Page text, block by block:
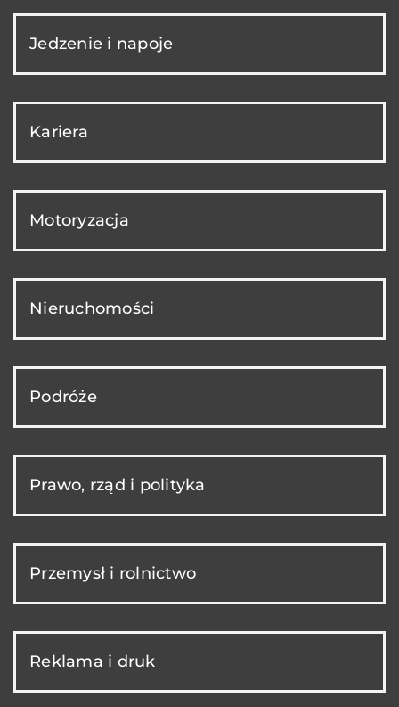
Jedzenie i napoje
Kariera
Motoryzacja
Nieruchomości
Podróże
Prawo, rząd i polityka
Przemysł i rolnictwo
Reklama i druk